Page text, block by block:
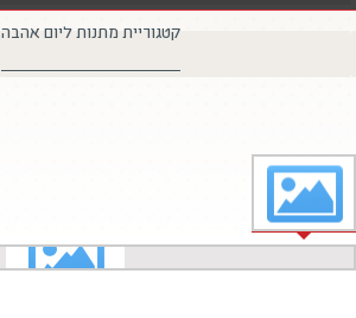
קטגוריית מתנות ליום אהבה